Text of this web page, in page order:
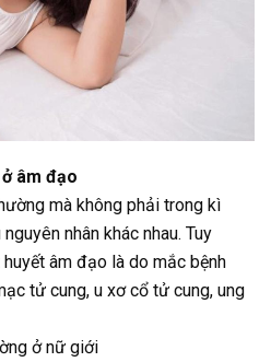
âm đạo
mà không phải trong kì
nhân khác nhau. Tuy
âm đạo là do mắc bệnh
tử cung, u xơ cổ tử cung, ung
ở nữ giới